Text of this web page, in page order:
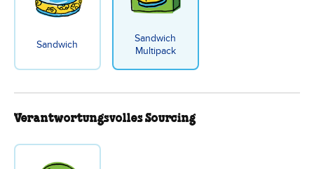
Sandwich
Sandwich
Multipack
Verantwortungsvolles Sourcing